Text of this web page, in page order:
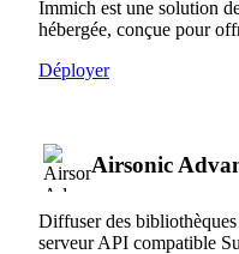
Immich est une solution
hébergée, conçue pour
Déployer
Airsonic
Diffuser des
serveur API compatible